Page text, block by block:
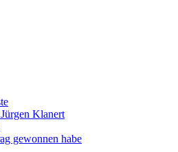
Klanert
gewonnen habe